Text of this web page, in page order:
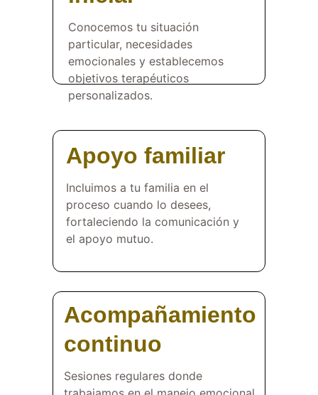
Conocemos tu situación
particular, necesidades
emocionales y establecemos
objetivos terapéuticos
personalizados.
Acompañamiento
continuo
Sesiones regulares donde
Apoyo familiar
Incluimos a tu familia en el
proceso cuando lo desees,
fortaleciendo la comunicación y
el apoyo mutuo.